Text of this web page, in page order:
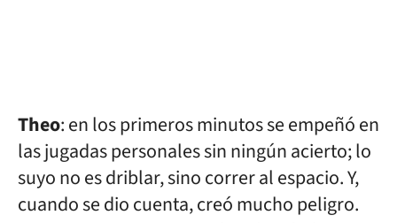
Theo: en los primeros minutos se empeñó en
las jugadas personales sin ningún acierto; lo
suyo no es driblar, sino correr al espacio. Y,
cuando se dio cuenta, creó mucho peligro.